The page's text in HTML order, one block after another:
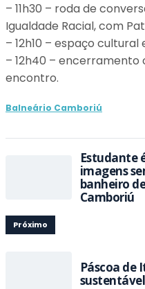
– 11h30 – roda de
Igualdade Racial, com
– 12h10 – espaço
– 12h40 –
encontro.
Balneário Camboriú
Estudante
imagens
banheiro
Camboriú
Próximo
Páscoa de
sustentável